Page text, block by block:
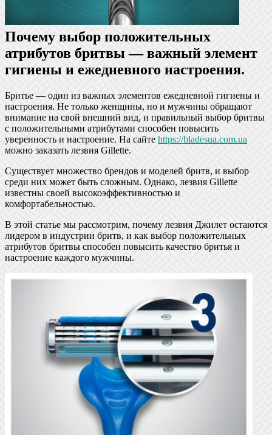
Почему выбор положительных
атрибутов бритвы — важный элемент
гигиены и ежедневного настроения.
Бритье — один из важных элементов ежедневной гигиены и
настроения. Не только женщины, но и мужчины обращают
внимание на свой внешний вид, и правильный выбор бритвы
с положительными атрибутами способен повысить
уверенность и настроение. На сайте https://bladesua.com.ua
можно заказать лезвия Gillette.
Существует множество брендов и моделей бритв, и выбор
среди них может быть сложным. Однако, лезвия Gillette
известны своей высокоэффективностью и
комфортабельностью.
В этой статье мы рассмотрим, почему лезвия Джилет остаются
лидером в индустрии бритв, и как выбор положительных
атрибутов бритвы способен повысить качество бритья и
настроение каждого мужчины.